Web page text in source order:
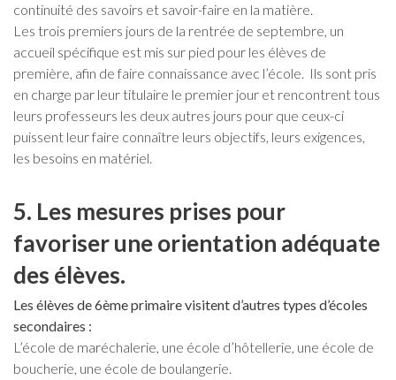
continuité des savoirs et savoir-faire en la matière.
Les trois premiers jours de la rentrée de septembre, un
accueil spécifique est mis sur pied pour les élèves de
première, afin de faire connaissance avec l’école. Ils sont pris
en charge par leur titulaire le premier jour et rencontrent tous
leurs professeurs les deux autres jours pour que ceux-ci
puissent leur faire connaître leurs objectifs, leurs exigences,
les besoins en matériel.
5. Les mesures prises pour
favoriser une orientation adéquate
des élèves.
Les élèves de 6ème primaire visitent d’autres types d’écoles
secondaires :
L’école de maréchalerie, une école d’hôtellerie, une école de
boucherie, une école de boulangerie.